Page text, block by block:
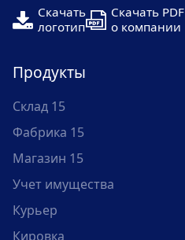
Скачать
логотип
Скачать PDF
о компании
Продукты
Склад 15
Фабрика 15
Магазин 15
Учет имущества
Курьер
Кировка